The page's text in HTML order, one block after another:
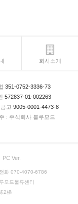
회사소개
351-0752-3336-73
572837-01-002263
고 9005-0001-4473-8
: 주식회사 블루모드
PC Ver.
화 070-4070-6786
모드물류센터
2梯